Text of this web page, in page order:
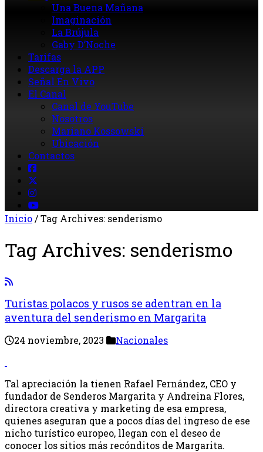
Una Buena Mañana
Imaginación
La Brújula
Gaby D’Noche
Tarifas
Descarga la APP
Señal En Vivo
El Canal
Canal de YouTube
Nosotros
Mariano Kossowski
Ubicación
Contactos
Inicio/Tag Archives: senderismo
Tag Archives: senderismo
Turistas polacos y rusos se adentran en la
aventura del senderismo en Margarita
24 noviembre, 2023 Nacionales
Tal apreciación la tienen Rafael Fernández, CEO y
fundador de Senderos Margarita y Andreina Flores,
directora creativa y marketing de esa empresa,
quienes aseguran que a pocos días del ingreso de ese
nicho turístico europeo, llegan con el deseo de
conocer los sitios más recónditos de Margarita.